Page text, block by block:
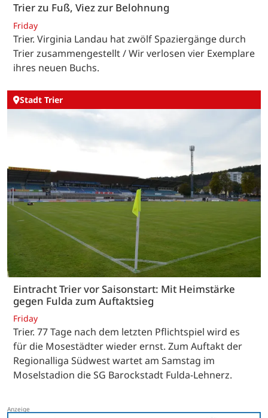
Trier zu Fuß, Viez zur Belohnung
Friday
Trier. Virginia Landau hat zwölf Spaziergänge durch
Trier zusammengestellt / Wir verlosen vier Exemplare
ihres neuen Buchs.
Stadt Trier
Eintracht Trier vor Saisonstart: Mit Heimstärke
gegen Fulda zum Auftaktsieg
Friday
Trier. 77 Tage nach dem letzten Pflichtspiel wird es
für die Mosestädter wieder ernst. Zum Auftakt der
Regionalliga Südwest wartet am Samstag im
Moselstadion die SG Barockstadt Fulda-Lehnerz.